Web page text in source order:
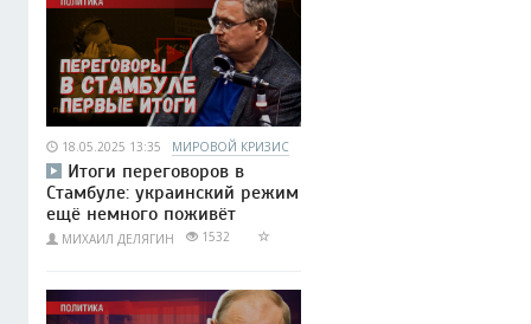
18.05.2025 13:35 МИРОВОЙ КРИЗИС
Итоги переговоров в
Стамбуле: украинский режим
ещё немного поживёт
МИХАИЛ ДЕЛЯГИН 1532